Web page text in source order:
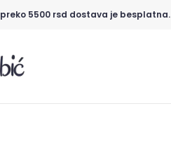
preko 5500 rsd dostava je besplatna.